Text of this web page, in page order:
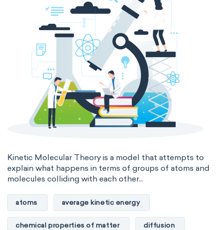
Kinetic Molecular Theory is a model that attempts to
explain what happens in terms of groups of atoms and
molecules colliding with each other...
atoms average kinetic energy
chemical properties of matter diffusion